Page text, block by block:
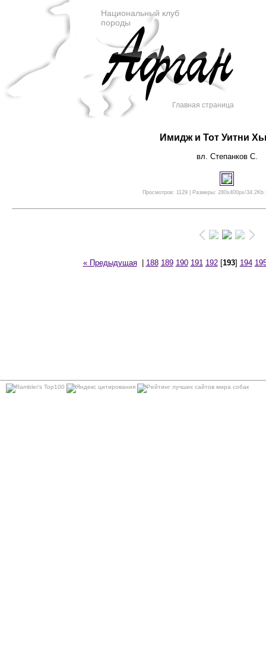
Национальный клуб
породы
Главная страница
Имидж и Тот Уитни
вл. Степанков С.
Просмотров: 1129 | Размеры: 280x400px/34.2Kb
« Предыдущая| 188 189 190 191 192[193] 194